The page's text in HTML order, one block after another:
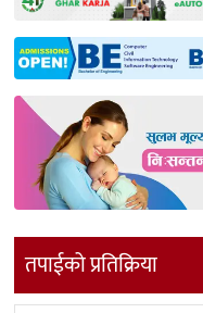
तपाईको प्रतिक्रिया